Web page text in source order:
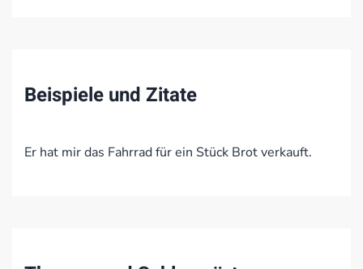
Beispiele und Zitate
Er hat mir das Fahrrad für ein Stück Brot verkauft.